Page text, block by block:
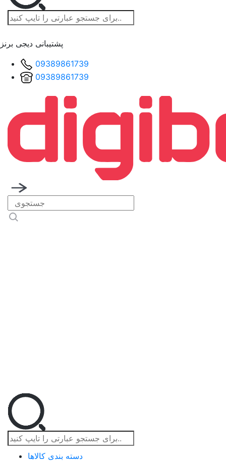
پشتیبانی دیجی برنز
09389861739
09389861739
دسته بندی کالاها